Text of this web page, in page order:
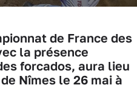
de France des
la présence
forcados, aura lieu
Nîmes le 26 mai à